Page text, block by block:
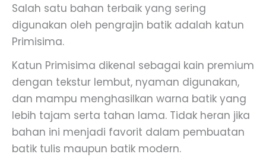
Salah satu bahan terbaik yang sering
digunakan oleh pengrajin batik adalah katun
Primisima.
Katun Primisima dikenal sebagai kain premium
dengan tekstur lembut, nyaman digunakan,
dan mampu menghasilkan warna batik yang
lebih tajam serta tahan lama. Tidak heran jika
bahan ini menjadi favorit dalam pembuatan
batik tulis maupun batik modern.